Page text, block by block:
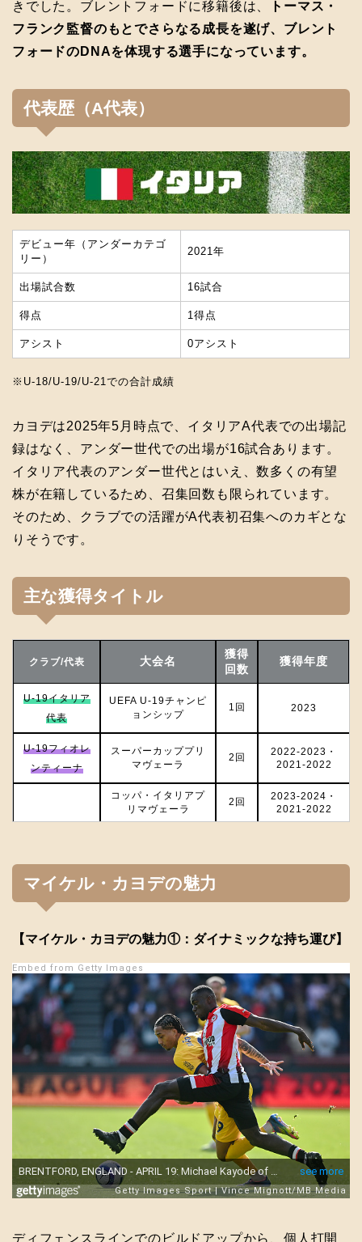
きでした。ブレントフォードに移籍後は、
トーマス・
フランク監督のもとでさらなる成長を遂げ、ブレント
フォードのDNAを体現する選手になっています。
代表歴（A代表）
デビュー年（アンダーカテゴ
リー）
2021年
出場試合数 16試合
得点 1得点
アシスト 0アシスト
※U-18/U-19/U-21での合計成績
カヨデは2025年5月時点で、イタリアA代表での出場記
録はなく、アンダー世代での出場が16試合あります。
イタリア代表のアンダー世代とはいえ、数多くの有望
株が在籍しているため、召集回数も限られています。
そのため、クラブでの活躍がA代表初召集へのカギとな
りそうです。
主な獲得タイトル
クラブ/代表 大会名
獲得
回数
獲得年度
U-19イタリア
代表
UEFA U-19チャンピ
ョンシップ
1回 2023
U-19フィオレ
ンティーナ
スーパーカッププリ
マヴェーラ
2回
2022-2023・
2021-2022
コッパ・イタリアプ
リマヴェーラ
2回
2023-2024・
2021-2022
マイケル・カヨデの魅力
【マイケル・カヨデの魅力①：ダイナミックな持ち運び】
Embed from Getty Images
ディフェンスラインでのビルドアップから、個人打開